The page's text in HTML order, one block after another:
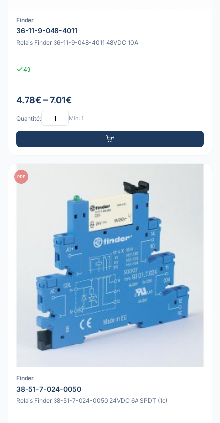
Finder
36-11-9-048-4011
Relais Finder 36-11-9-048-4011 48VDC 10A
49
4.78€ – 7.01€
Quantité: Min: 1
PDF
Finder
38-51-7-024-0050
Relais Finder 38-51-7-024-0050 24VDC 6A SPDT (1c)